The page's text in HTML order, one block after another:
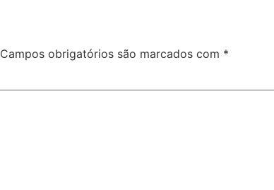
Campos obrigatórios são marcados com *